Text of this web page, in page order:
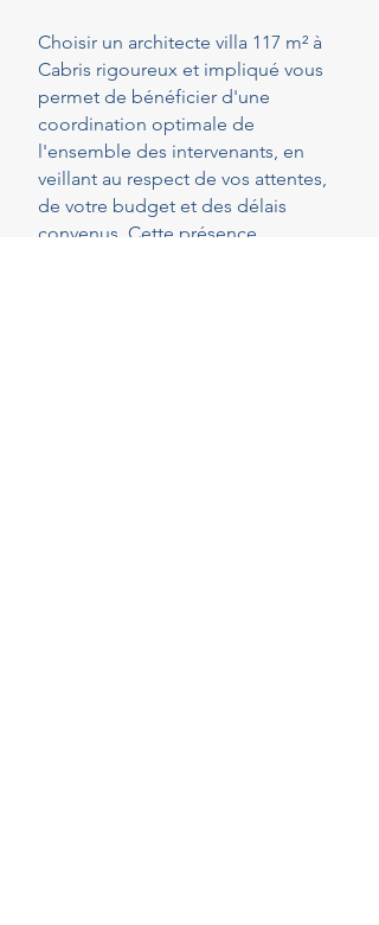
Choisir un architecte villa 117 m² à
Cabris rigoureux et impliqué vous
permet de bénéficier d'une
coordination optimale de
l'ensemble des intervenants, en
veillant au respect de vos attentes,
de votre budget et des délais
convenus. Cette présence